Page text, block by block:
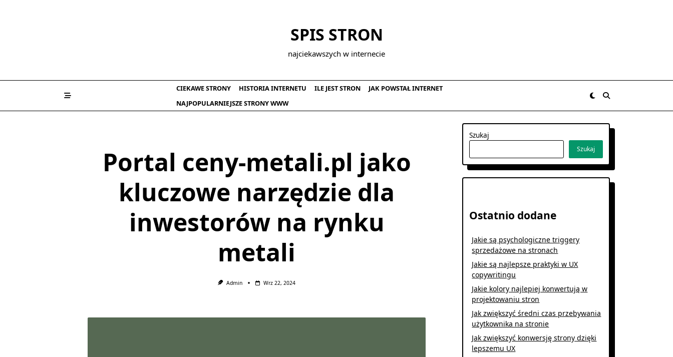
SPIS STRON
najciekawszych w internecie
CIEKAWE STRONY HISTORIA INTERNETU ILE JEST STRON
JAK POWSTAŁ INTERNET
NAJPOPULARNIEJSZE STRONY WWW
Portal ceny-metali.pl jako
kluczowe narzędzie dla
inwestorów na rynku
metali
Admin Wrz 22, 2024
Szukaj
Szukaj
Ostatnio dodane
Jakie są psychologiczne triggery
sprzedażowe na stronach
Jakie są najlepsze praktyki w UX
copywritingu
Jakie kolory najlepiej konwertują w
projektowaniu stron
Jak zwiększyć średni czas przebywania
użytkownika na stronie
Jak zwiększyć konwersję strony dzięki
lepszemu UX